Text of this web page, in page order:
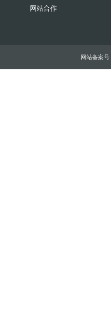
网站合作
网站备案号